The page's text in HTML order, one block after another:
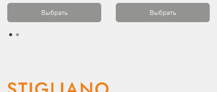
Выбрать Выбрать